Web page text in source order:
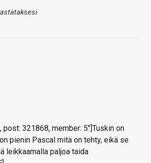
post: 321868, member: 5"]Tuskin on
pienin Pascal mitä on tehty, eikä se
leikkaamalla paljoa taida